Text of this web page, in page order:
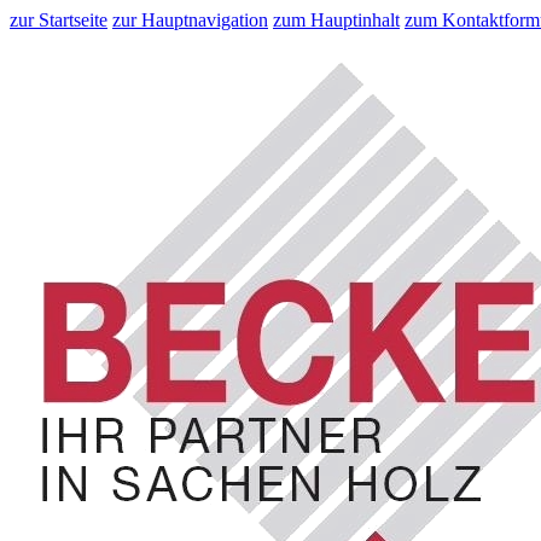
zur Startseite zur Hauptnavigation zum Hauptinhalt zum